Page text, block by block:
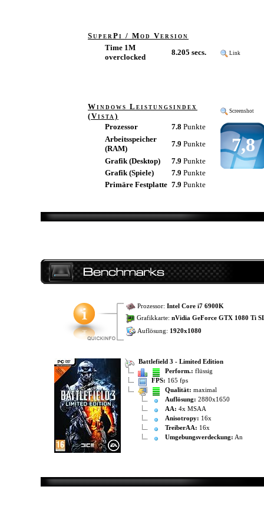
SuperPi / Mod Version
Time 1M
overclocked
8.205 secs. Link
Windows Leistungsindex
(Vista)
Screenshot
Prozessor 7.8 Punkte
7,8
Arbeitsspeicher
(RAM)
7.9 Punkte
Grafik (Desktop)
7.9 Punkte
Grafik (Spiele)
7.9 Punkte
Primäre Festplatte 7.9 Punkte
Prozessor: Intel Core i7 6900K
Grafikkarte: nVidia GeForce GTX 1080 Ti
Auflösung: 1920x1080
Battlefield 3 - Limited Edition
Perform.: flüssig
FPS: 165 fps
Qualität: maximal
Auflösung: 2880x1650
AA: 4x MSAA
Anisotropy: 16x
TreiberAA: 16x
Umgebungsverdeckung: An